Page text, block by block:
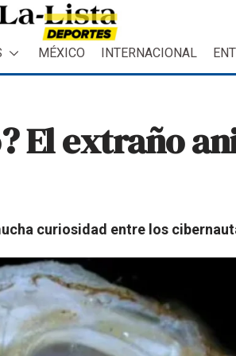
MÉXICO INTERNACIONAL
El extraño
curiosidad entre los